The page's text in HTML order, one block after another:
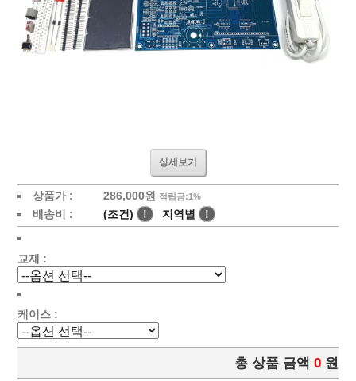
상세보기
상품가 : 286,000원 적립금:1%
배송비 : (조건) ! 지역별 !
교재 :
케이스 :
총 상품 금액 0 원